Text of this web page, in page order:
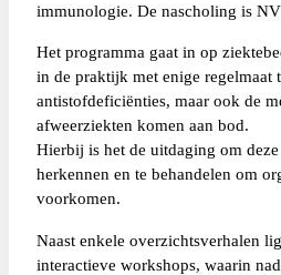
immunologie. De nascholing is
Het programma gaat in op
in de praktijk met enige regelmaat
antistofdeficiënties, maar ook de
afweerziekten komen aan bod.
Hierbij is het de uitdaging om
herkennen en te behandelen om
voorkomen.
Naast enkele overzichtsverhalen
interactieve workshops, waarin